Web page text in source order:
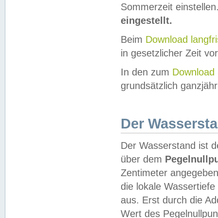
Sommerzeit
eingestellt.
Beim Download
in gesetzlicher Zeit
In den zum Download
grundsätzlich
Der
Der Wasserstand ist
über dem
Zentimeter
die lokale
aus. Erst durch die
Wert des